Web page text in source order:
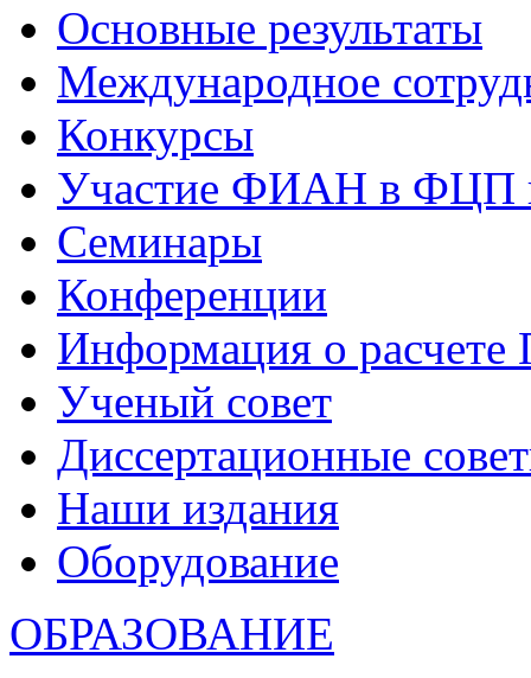
Основные результаты
Международное
Конкурсы
Участие ФИАН в ФЦП
Семинары
Конференции
Информация о
Ученый совет
Диссертационные
Наши издания
Оборудование
ОБРАЗОВАНИЕ